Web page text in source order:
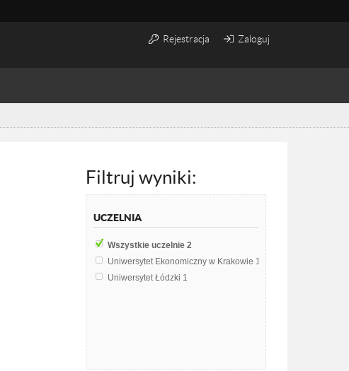
Rejestracja Zaloguj
Filtruj wyniki:
UCZELNIA
Wszystkie uczelnie 2
Uniwersytet Ekonomiczny w Krakowie 1
Uniwersytet Łódzki 1